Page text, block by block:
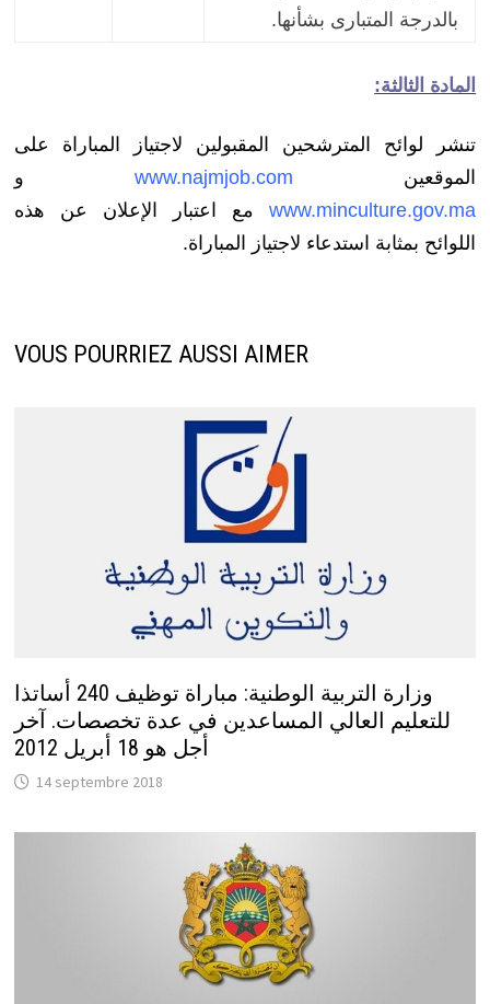
بالدرجة المتبارى بشأنها.
المادة الثالثة:
تنشر لوائح المترشحين المقبولين لاجتياز المباراة على
الموقعين www.najmjob.com و
www.minculture.gov.maمع اعتبار الإعلان عن هذه
اللوائح بمثابة استدعاء لاجتياز المباراة.
VOUS POURRIEZ AUSSI AIMER
وزارة التربية الوطنية : مباراة توظيف 240 أساتذا
للتعليم العالي المساعدين في عدة تخصصات. آخر
أجل هو 18 أبريل 2012
14 septembre 2018